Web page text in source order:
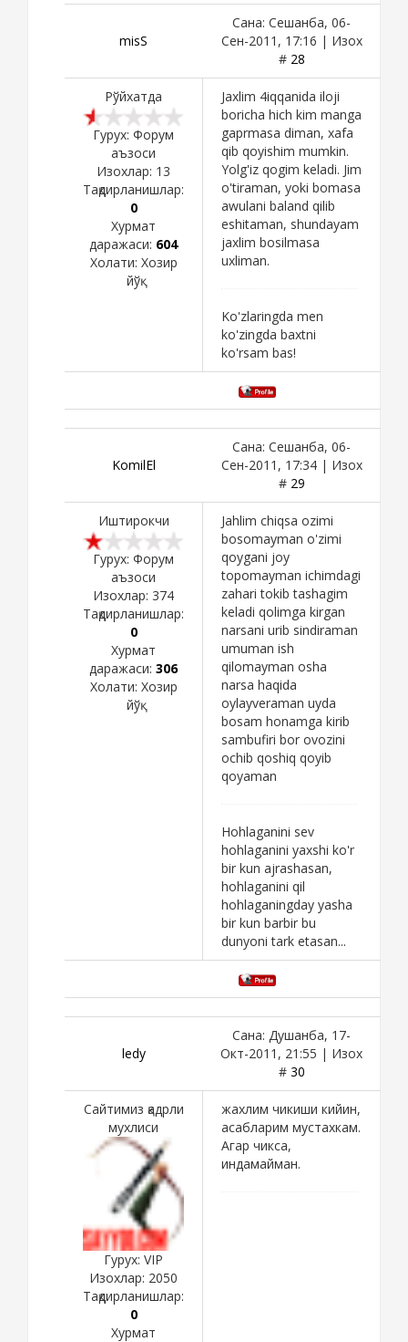
misS
Сана: Сешанба, 06-
Сен-2011, 17:16 | Изох
# 28
Рўйхатда
Гурух: Форум
аъзоси
Изохлар: 13
Тақдирланишлар:
0
Хурмат
даражаси: 604
Холати: Хозир
йўқ
Jaxlim 4iqqanida iloji
boricha hich kim manga
gaprmasa diman, xafa
qib qoyishim mumkin.
Yolg'iz qogim keladi. Jim
o'tiraman, yoki bomasa
awulani baland qilib
eshitaman, shundayam
jaxlim bosilmasa
uxliman.
Ko'zlaringda men
ko'zingda baxtni
ko'rsam bas!
KomilEl
Сана: Сешанба, 06-
Сен-2011, 17:34 | Изох
# 29
Иштирокчи
Гурух: Форум
аъзоси
Изохлар: 374
Тақдирланишлар:
0
Хурмат
даражаси: 306
Холати: Хозир
йўқ
Jahlim chiqsa ozimi
bosomayman o'zimi
qoygani joy
topomayman ichimdagi
zahari tokib tashagim
keladi qolimga kirgan
narsani urib sindiraman
umuman ish
qilomayman osha
narsa haqida
oylayveraman uyda
bosam honamga kirib
sambufiri bor ovozini
ochib qoshiq qoyib
qoyaman
Hohlaganini sev
hohlaganini yaxshi ko'r
bir kun ajrashasan,
hohlaganini qil
hohlaganingday yasha
bir kun barbir bu
dunyoni tark etasan...
ledy
Сана: Душанба, 17-
Окт-2011, 21:55 | Изох
# 30
Сайтимиз қадрли
мухлиси
Гурух: VIP
Изохлар: 2050
Тақдирланишлар:
0
Хурмат
жахлим чикиши кийин,
асабларим мустахкам.
Агар чикса,
индамайман.